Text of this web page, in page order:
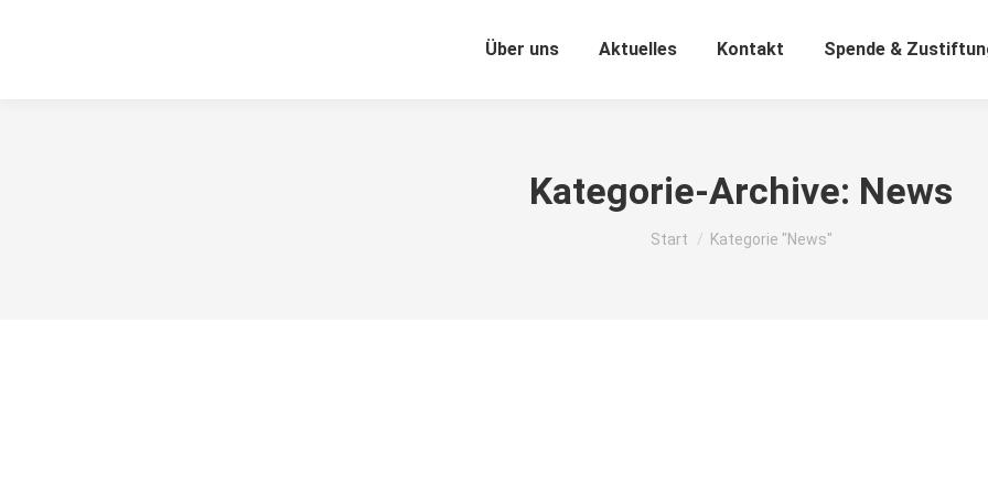
Über uns Aktuelles Kontakt Spende &
Kategorie-Archive: News
Sie befinden sich hier:
Start Kategorie "News"